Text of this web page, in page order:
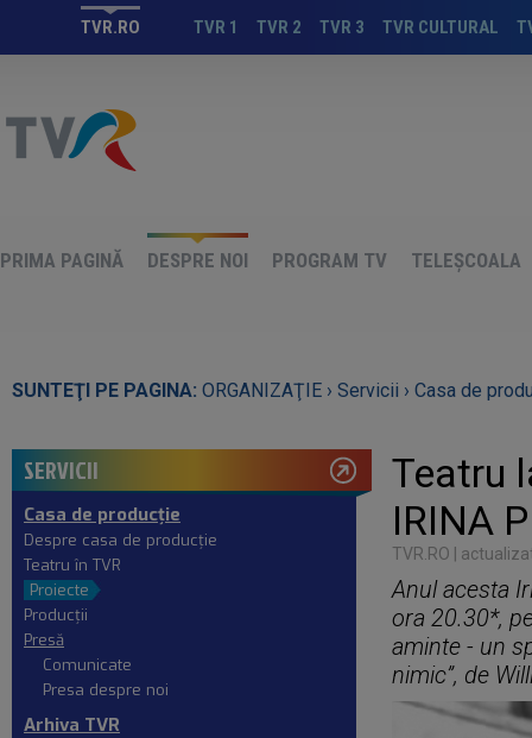
TVR CULTURAL
TVR 3
TVR 2
TVR 1
TVR.RO
PRIMA PAGINĂ DESPRE NOI PROGRAM TV TELEȘCOALA
SUNTEŢI PE PAGINA: ORGANIZAŢIE › Servicii › Casa de
SERVICII
Casa de producţie
Despre casa de producţie
Teatru în TVR
Proiecte
Producţii
Presă
Comunicate
Presa despre noi
Arhiva TVR
Teatru
IRINA
TVR.RO |
Anul acesta
ora 20.30*,
aminte - un
nimic”, de